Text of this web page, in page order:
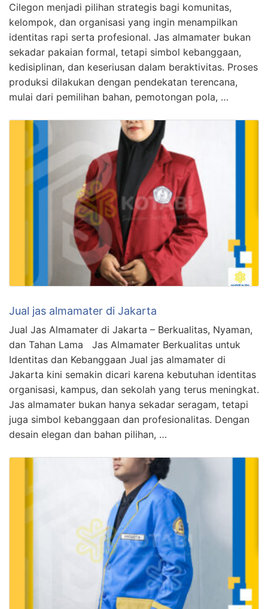
Cilegon menjadi pilihan strategis bagi komunitas,
kelompok, dan organisasi yang ingin menampilkan
identitas rapi serta profesional. Jas almamater bukan
sekadar pakaian formal, tetapi simbol kebanggaan,
kedisiplinan, dan keseriusan dalam beraktivitas. Proses
produksi dilakukan dengan pendekatan terencana,
mulai dari pemilihan bahan, pemotongan pola, …
Jual jas almamater di Jakarta
Jual Jas Almamater di Jakarta – Berkualitas, Nyaman,
dan Tahan Lama Jas Almamater Berkualitas untuk
Identitas dan Kebanggaan Jual jas almamater di
Jakarta kini semakin dicari karena kebutuhan identitas
organisasi, kampus, dan sekolah yang terus meningkat.
Jas almamater bukan hanya sekadar seragam, tetapi
juga simbol kebanggaan dan profesionalitas. Dengan
desain elegan dan bahan pilihan, …